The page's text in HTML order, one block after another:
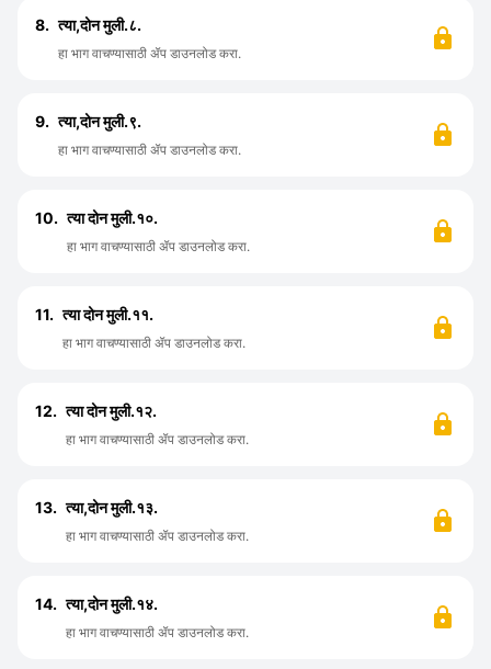
8. त्या,दोन मुली.८.
हा भाग वाचण्यासाठी ॲप डाउनलोड करा.
9. त्या,दोन मुली.९.
हा भाग वाचण्यासाठी ॲप डाउनलोड करा.
10. त्या दोन मुली.१०.
हा भाग वाचण्यासाठी ॲप डाउनलोड करा.
11. त्या दोन मुली.११.
हा भाग वाचण्यासाठी ॲप डाउनलोड करा.
12. त्या दोन मुली.१२.
हा भाग वाचण्यासाठी ॲप डाउनलोड करा.
13. त्या,दोन मुली.१३.
हा भाग वाचण्यासाठी ॲप डाउनलोड करा.
14. त्या,दोन मुली.१४.
हा भाग वाचण्यासाठी ॲप डाउनलोड करा.